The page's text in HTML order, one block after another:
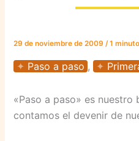
29 de noviembre de 2009 /1
Paso a paso ,
«Paso a paso» es
contamos el devenir de